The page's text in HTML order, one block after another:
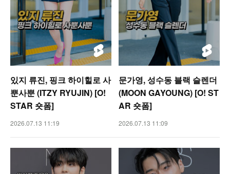
있지 류진, 핑크 하이힐로 사
뿐사뿐 (ITZY RYUJIN) [O!
STAR 숏폼]
2026.07.13 11:19
문가영, 성수동 블랙 슬렌더
(MOON GAYOUNG) [O! ST
AR 숏폼]
2026.07.13 11:09